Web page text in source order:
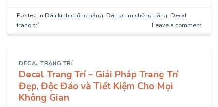
Posted in Dán kính chống nắng, Dán phim chống nắng, Decal
trang trí
Leave a comment
DECAL TRANG TRÍ
Decal Trang Trí – Giải Pháp Trang Trí
Đẹp, Độc Đáo và Tiết Kiệm Cho Mọi
Không Gian